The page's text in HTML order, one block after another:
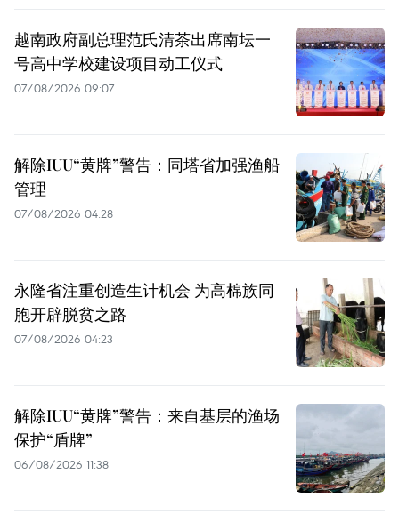
越南政府副总理范氏清茶出席南坛一
号高中学校建设项目动工仪式
07/08/2026 09:07
解除IUU“黄牌”警告：同塔省加强渔船
管理
07/08/2026 04:28
永隆省注重创造生计机会 为高棉族同
胞开辟脱贫之路
07/08/2026 04:23
解除IUU“黄牌”警告：来自基层的渔场
保护“盾牌”
06/08/2026 11:38